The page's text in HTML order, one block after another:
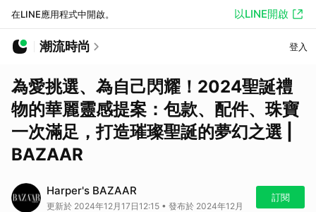
在LINE應用程式中開啟。 以LINE開啟
潮流時尚 登入
為愛挑選、為自己閃耀！2024聖誕禮
物的華麗靈感提案：包款、配件、珠寶
一次滿足，打造璀璨聖誕的夢幻之選 |
BAZAAR
Harper's BAZAAR
更新於 2024年12月17日12:15 • 發布於 2024年12月
訂閱